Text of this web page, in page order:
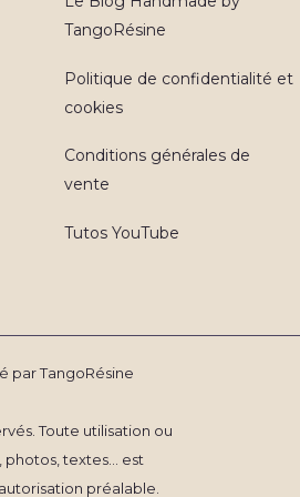
TangoRésine
Politique de confidentialité et
cookies
Conditions générales de
vente
Tutos YouTube
par TangoRésine
Toute utilisation ou
textes... est
préalable.